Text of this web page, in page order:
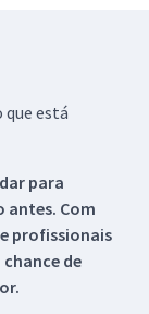
que está
para
antes. Com
profissionais
de